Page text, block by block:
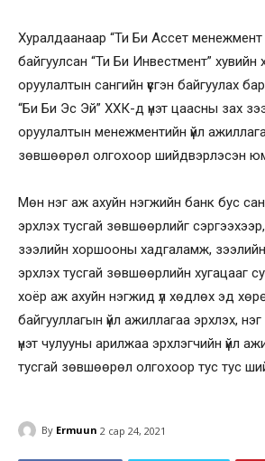
Хуралдаанаар “Ти Би Ассет менежмент
байгуулсан “Ти Би Инвестмент” хувийн
оруулалтын сангийн үүсгэн байгуулах
“Би Би Эс Эй” ХХК-д үнэт цаасны зах
оруулалтын менежментийн үйл
зөвшөөрөл олгохоор шийдвэрлэсэн
Мөн нэг аж ахуйн нэгжийн банк бус
эрхлэх тусгай зөвшөөрлийг
зээлийн хоршооны хадгаламж, зээлийн
эрхлэх тусгай зөвшөөрлийн хугацааг
хоёр аж ахуйн нэгжид үл хөдлөх эд
байгууллагын үйл ажиллагаа эрхлэх, нэг
үнэт чулууны арилжаа эрхлэгчийн үйл
тусгай зөвшөөрөл олгохоор тус тус
By Ermuun 2 сар 24, 2021